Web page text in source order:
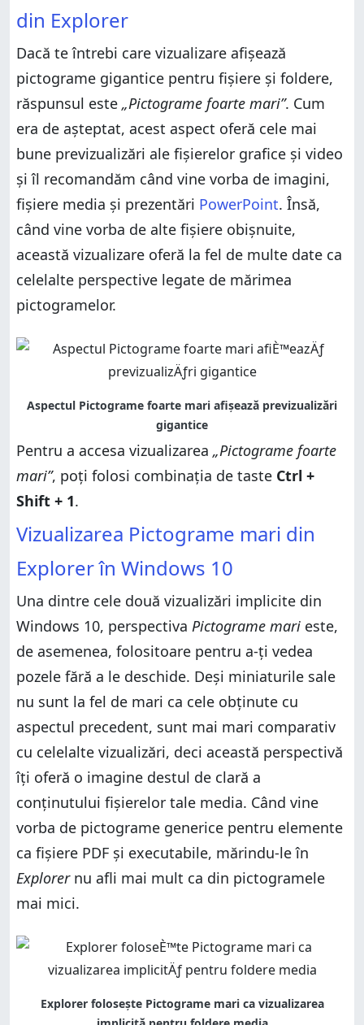
din Explorer
Dacă te întrebi care vizualizare afișează
pictograme gigantice pentru fișiere și foldere,
răspunsul este „Pictograme foarte mari”. Cum
era de așteptat, acest aspect oferă cele mai
bune previzualizări ale fișierelor grafice și video
și îl recomandăm când vine vorba de imagini,
fișiere media și prezentări PowerPoint. Însă,
când vine vorba de alte fișiere obișnuite,
această vizualizare oferă la fel de multe date ca
celelalte perspective legate de mărimea
pictogramelor.
Pentru a accesa vizualizarea „Pictograme foarte
mari”, poți folosi combinația de taste Ctrl +
Shift + 1.
Vizualizarea Pictograme mari din
Explorer în Windows 10
Una dintre cele două vizualizări implicite din
Windows 10, perspectiva Pictograme mari este,
de asemenea, folositoare pentru a-ți vedea
pozele fără a le deschide. Deși miniaturile sale
nu sunt la fel de mari ca cele obținute cu
aspectul precedent, sunt mai mari comparativ
cu celelalte vizualizări, deci această perspectivă
îți oferă o imagine destul de clară a
conținutului fișierelor tale media. Când vine
vorba de pictograme generice pentru elemente
ca fișiere PDF și executabile, mărindu-le în
Explorernu afli mai mult ca din pictogramele
mai mici.